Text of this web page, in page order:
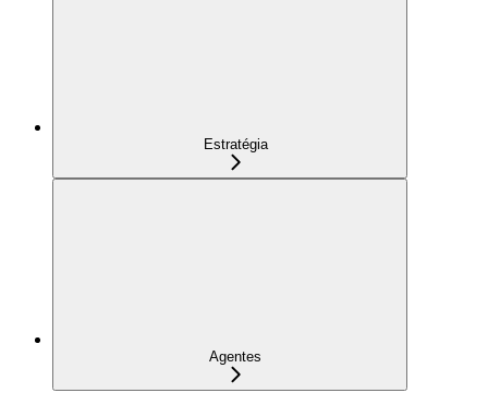
Estratégia
Agentes